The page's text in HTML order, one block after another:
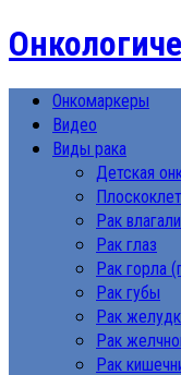
Онкомаркеры
Видео
Виды рака
Детская
Рак
Рак глаз
Рак горла
Рак губы
Рак
Рак
Рак